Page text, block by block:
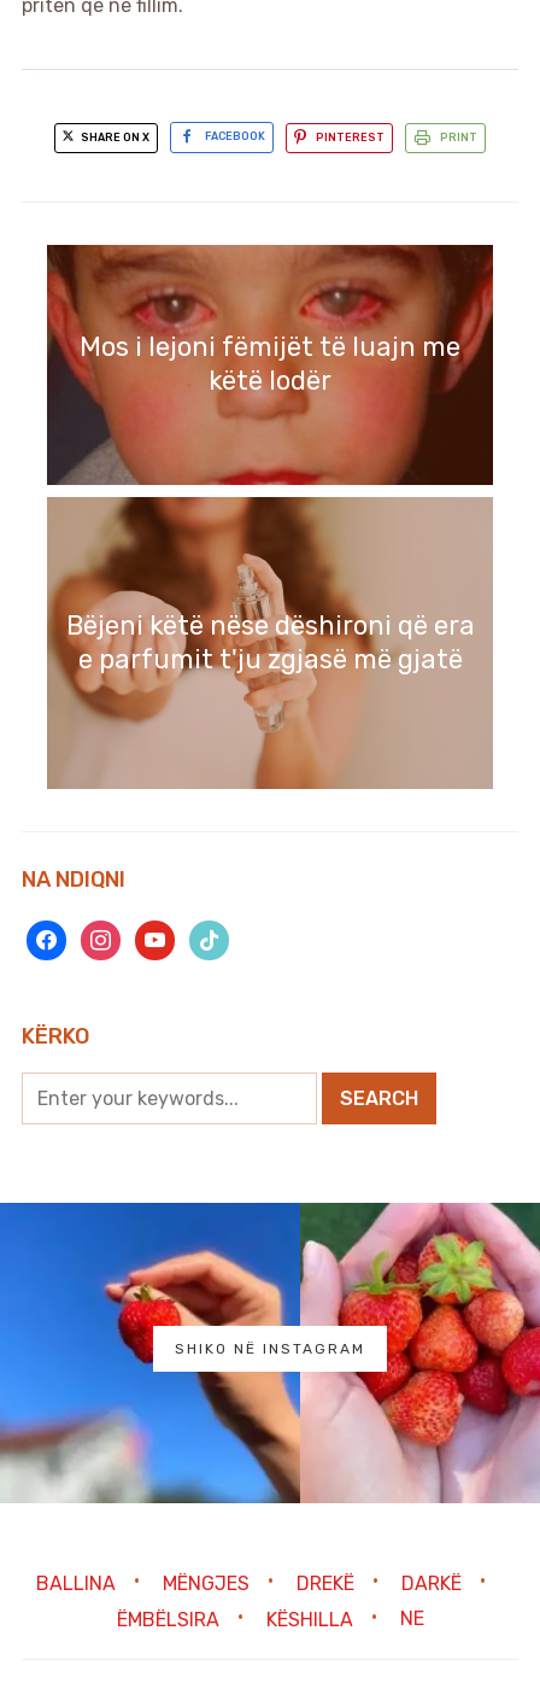
priten që në fillim.
SHARE ON X FACEBOOK PINTEREST PRINT
Mos i lejoni fëmijët të luajn me
këtë lodër
Bëjeni këtë nëse dëshironi që era
e parfumit t'ju zgjasë më gjatë
NA NDIQNI
facebookinstagramyoutubetiktok
KËRKO
SHIKO NË INSTAGRAM
BALLINA MËNGJES DREKË
DARKË
ËMBËLSIRA
KËSHILLA NE